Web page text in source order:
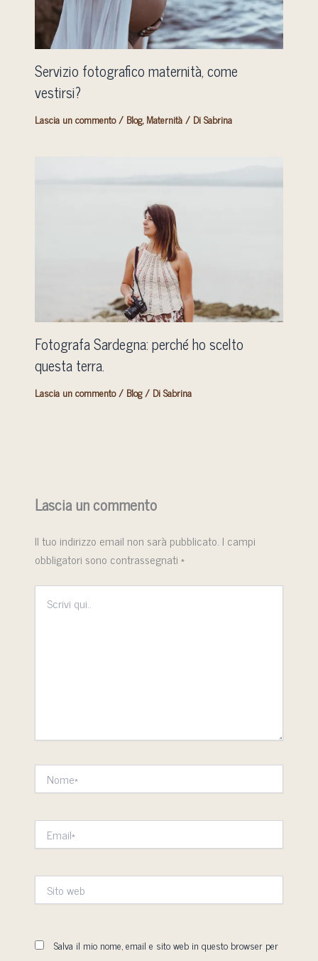
Servizio fotografico maternità, come
vestirsi?
Lascia un commento / Blog,Maternità/ DiSabrina
Fotografa Sardegna: perché ho scelto
questa terra.
Lascia un commento/ Blog/ DiSabrina
Lascia un commento
Il tuo indirizzo email non sarà pubblicato. I campi
obbligatori sono contrassegnati*
Scrivi
qui..
Nome*
Email*
Sito
web
Salva il mio nome, email e sito web in questo browser per